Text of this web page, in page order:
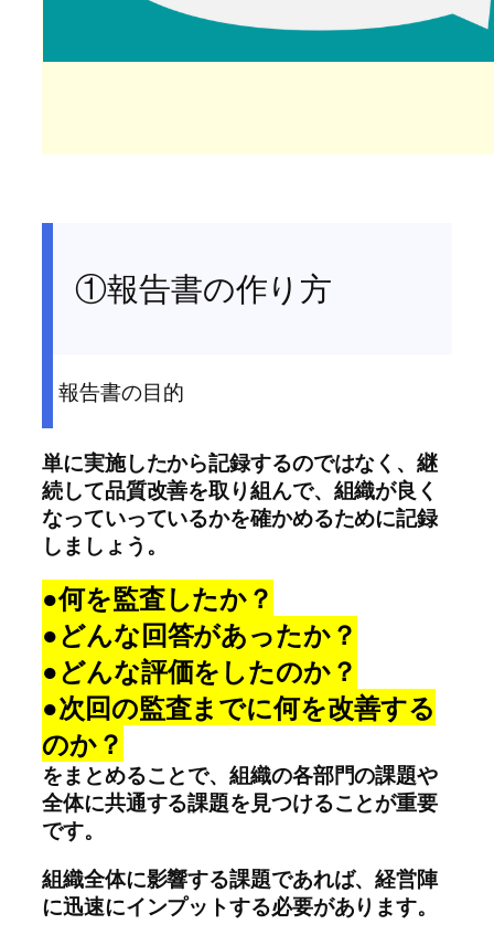
①報告書の作り方
報告書の目的
単に実施したから記録するのではなく、継
続して品質改善を取り組んで、組織が良く
なっていっているかを確かめるために記録
しましょう。
●何を監査したか？
●どんな回答があったか？
●どんな評価をしたのか？
●次回の監査までに何を改善する
のか？
をまとめることで、組織の各部門の課題や
全体に共通する課題を見つけることが重要
です。
組織全体に影響する課題であれば、経営陣
に迅速にインプットする必要があります。